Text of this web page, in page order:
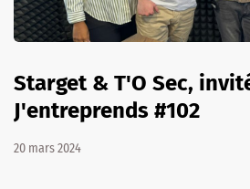
Starget & T'O Sec,
J'entreprends #102
20 mars 2024